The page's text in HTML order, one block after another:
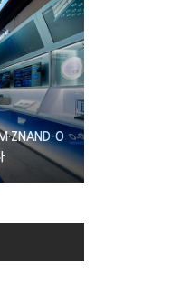
O
지 유출
이크로소프